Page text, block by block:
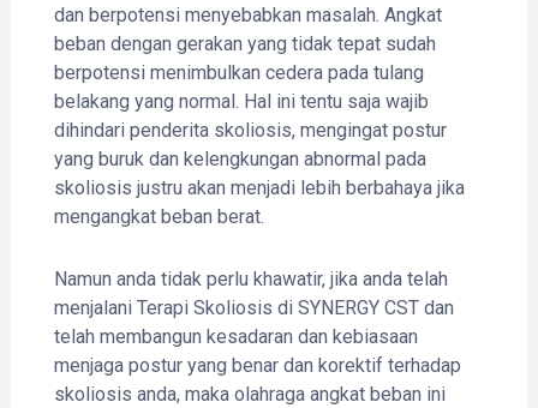
dan berpotensi menyebabkan masalah. Angkat
beban dengan gerakan yang tidak tepat sudah
berpotensi menimbulkan cedera pada tulang
belakang yang normal. Hal ini tentu saja wajib
dihindari penderita skoliosis, mengingat postur
yang buruk dan kelengkungan abnormal pada
skoliosis justru akan menjadi lebih berbahaya jika
mengangkat beban berat.
Namun anda tidak perlu khawatir, jika anda telah
menjalani Terapi Skoliosis di SYNERGY CST dan
telah membangun kesadaran dan kebiasaan
menjaga postur yang benar dan korektif terhadap
skoliosis anda, maka olahraga angkat beban ini